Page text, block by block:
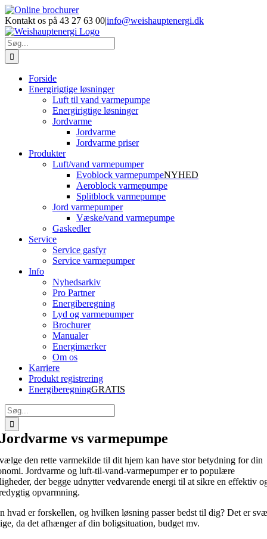
Skip
to
content
Facebook
LinkedIn
YouTube
Online
brochurer
E-
mail
Phone
Kontakt os på 43 27 63 00|info@weishauptenergi.dk
Søg
efter:
Forside
Energirigtige løsninger
Luft til vand varmepumpe
Energirigtige løsninger
Jordvarme
Jordvarme
Jordvarme priser
Produkter
Luft/vand varmepumper
Evoblock varmepumpeNYHED
Aeroblock varmepumpe
Splitblock varmepumpe
Jord varmepumper
Væske/vand varmepumpe
Gaskedler
Service
Service gasfyr
Service varmepumper
Info
Nyhedsarkiv
Pro Partner
Energiberegning
Lyd og varmepumper
Brochurer
Manualer
Energimærker
Om os
Karriere
Produkt registrering
EnergiberegningGRATIS
Søg
efter:
Jordvarme vs varmepumpe
den rette varmekilde til dit hjem kan have stor betydning for din
Jordvarme og luft-til-vand-varmepumper er to populære
der begge udnytter vedvarende energi til at sikre en effektiv
opvarmning.
hvad er forskellen, og hvilken løsning passer bedst til dig? Det er
da det afhænger af din boligsituation, budget mv.